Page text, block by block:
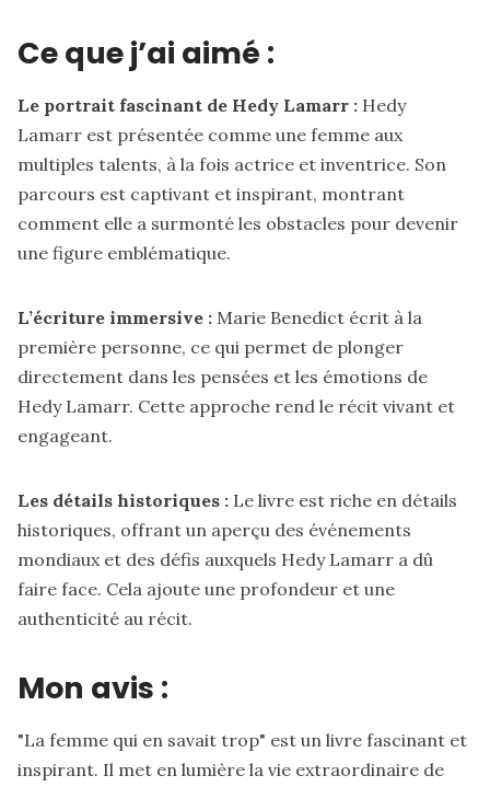
Ce que j’ai aimé :
Le portrait fascinant de Hedy Lamarr : Hedy
Lamarr est présentée comme une femme aux
multiples talents, à la fois actrice et inventrice. Son
parcours est captivant et inspirant, montrant
comment elle a surmonté les obstacles pour devenir
une figure emblématique.
L’écriture immersive : Marie Benedict écrit à la
première personne, ce qui permet de plonger
directement dans les pensées et les émotions de
Hedy Lamarr. Cette approche rend le récit vivant et
engageant.
Les détails historiques : Le livre est riche en détails
historiques, offrant un aperçu des événements
mondiaux et des défis auxquels Hedy Lamarr a dû
faire face. Cela ajoute une profondeur et une
authenticité au récit.
Mon avis :
"La femme qui en savait trop" est un livre fascinant et
inspirant. Il met en lumière la vie extraordinaire de